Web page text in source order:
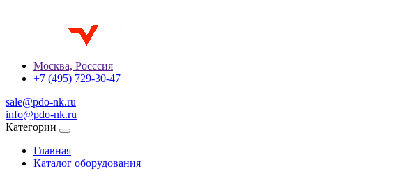
Москва, Росссия
+7 (495) 729-30-47
sale@pdo-nk.ru
info@pdo-nk.ru
Категории
Главная
Каталог оборудования